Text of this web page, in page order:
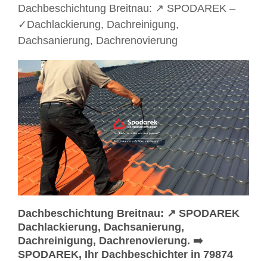
Dachbeschichtung Breitnau: ↗️ SPODAREK –
✓Dachlackierung, Dachreinigung,
Dachsanierung, Dachrenovierung
Dachbeschichtung Breitnau: ↗️ SPODAREK
Dachlackierung, Dachsanierung,
Dachreinigung, Dachrenovierung. ➡️
SPODAREK, Ihr Dachbeschichter in 79874